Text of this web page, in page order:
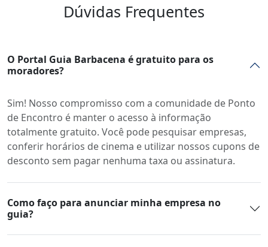
Dúvidas Frequentes
O Portal Guia Barbacena é gratuito para os
moradores?
Sim! Nosso compromisso com a comunidade de Ponto
de Encontro é manter o acesso à informação
totalmente gratuito. Você pode pesquisar empresas,
conferir horários de cinema e utilizar nossos cupons de
desconto sem pagar nenhuma taxa ou assinatura.
Como faço para anunciar minha empresa no
guia?